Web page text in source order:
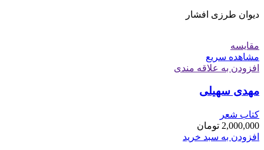
دیوان طرزی افشار
مقایسه
مشاهده سریع
افزودن به علاقه مندی
مهدی سهیلی
کتاب شعر
2,000,000 تومان
افزودن به سبد خرید